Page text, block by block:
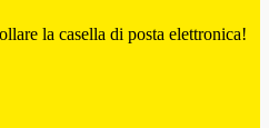
la casella di posta elettronica!